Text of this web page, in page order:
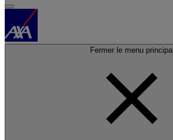
Fermer le menu principal